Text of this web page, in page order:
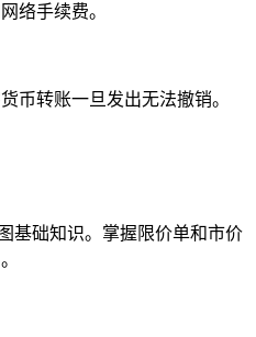
络手续费。
币转账一旦发出无法撤销。
基础知识。掌握限价单和市价